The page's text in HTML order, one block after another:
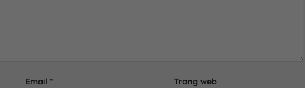
Email * Trang web